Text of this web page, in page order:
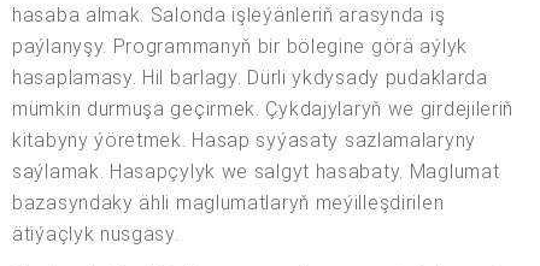
hasaba almak. Salonda işleýänleriň arasynda iş
paýlanyşy. Programmanyň bir bölegine görä aýlyk
hasaplamasy. Hil barlagy. Dürli ykdysady pudaklarda
mümkin durmuşa geçirmek. Çykdajylaryň we girdejileriň
kitabyny ýöretmek. Hasap syýasaty sazlamalaryny
saýlamak. Hasapçylyk we salgyt hasabaty. Maglumat
bazasyndaky ähli maglumatlaryň meýilleşdirilen
ätiýaçlyk nusgasy.